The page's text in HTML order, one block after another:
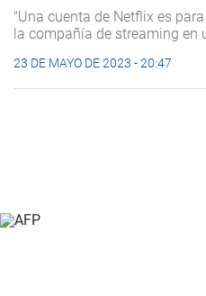
"Una cuenta de Netflix es
la compañía de streaming en
23 DE MAYO DE 2023 - 20:47